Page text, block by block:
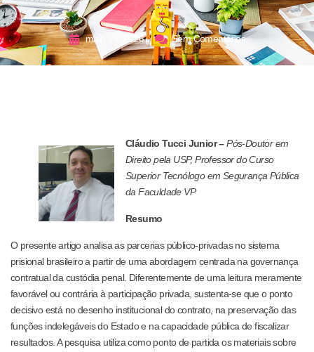
maio 29, 2026 Sem Comentários
Cláudio Tucci Junior –Pós-Doutor em
Direito pela USP, Professor do Curso
Superior Tecnólogo em Segurança Pública
da Faculdade VP
Resumo
O presente artigo analisa as parcerias público-privadas no sistema
prisional brasileiro a partir de uma abordagem centrada na governança
contratual da custódia penal. Diferentemente de uma leitura meramente
favorável ou contrária à participação privada, sustenta-se que o ponto
decisivo está no desenho institucional do contrato, na preservação das
funções indelegáveis do Estado e na capacidade pública de fiscalizar
resultados. A pesquisa utiliza como ponto de partida os materiais sobre